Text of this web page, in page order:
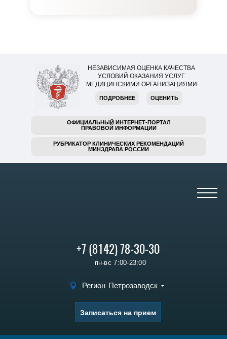
подход к диагностике и лечению
эпилепсии у детей и взрослых».
НЕЗАВИСИМАЯ ОЦЕНКА КАЧЕСТВА
УСЛОВИЙ ОКАЗАНИЯ УСЛУГ
МЕДИЦИНСКИМИ ОРГАНИЗАЦИЯМИ
ПОДРОБНЕЕ ОЦЕНИТЬ
ОФИЦИАЛЬНЫЙ ИНТЕРНЕТ-ПОРТАЛ
ПРАВОВОЙ ИНФОРМАЦИИ
РУБРИКАТОР КЛИНИЧЕСКИХ РЕКОМЕНДАЦИЙ
МИНЗДРАВА РОССИИ
+7 (8142) 78-30-30
пн-вс 7:00-23:00
Регион Петрозаводск
Записаться на прием